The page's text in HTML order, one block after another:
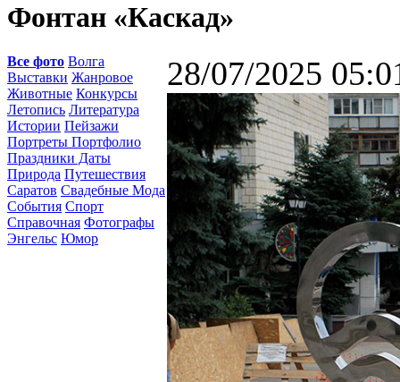
Фонтан «Каскад»
Все фото Волга
Выставки Жанровое
Животные Конкурсы
Летопись Литература
Истории Пейзажи
Портреты Портфолио
Праздники Даты
Природа Путешествия
Саратов Свадебные Мода
События Спорт
Справочная Фотографы
Энгельс Юмор
28/07/2025